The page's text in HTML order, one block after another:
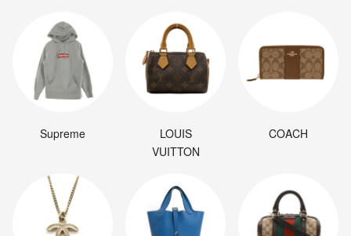
Supreme
LOUIS
VUITTON
COACH